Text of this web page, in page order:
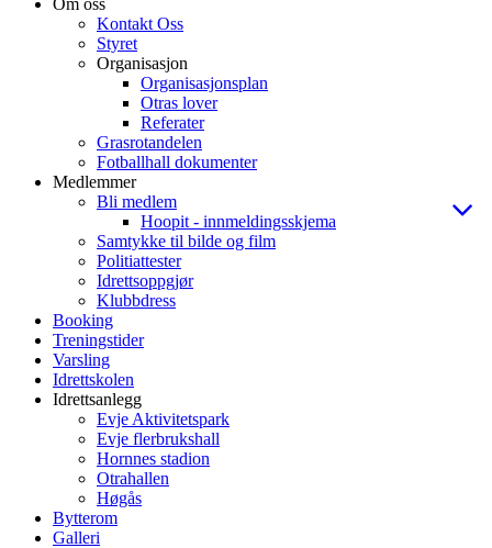
Kontakt Oss
Styret
Organisasjon
Organisasjonsplan
Otras lover
Referater
Grasrotandelen
Fotballhall dokumenter
Medlemmer
Bli medlem
Hoopit - innmeldingsskjema
Samtykke til bilde og film
Politiattester
Idrettsoppgjør
Klubbdress
Booking
Treningstider
Varsling
Idrettskolen
Idrettsanlegg
Evje Aktivitetspark
Evje flerbrukshall
Hornnes stadion
Otrahallen
Høgås
Bytterom
Galleri